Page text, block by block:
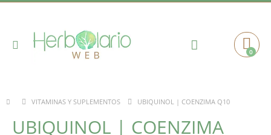
Toggle
Cart0
VITAMINAS Y SUPLEMENTOS UBIQUINOL | COENZIMA Q10
UBIQUINOL | COENZIMA